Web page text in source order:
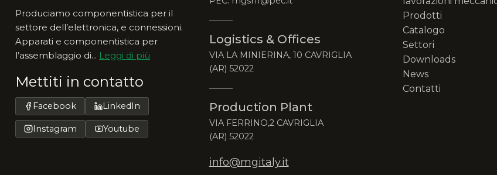
Produciamo componentistica per il
settore dell’elettronica, e connessioni.
Apparati e componentistica per
l’assemblaggio di... Leggi di più
Mettiti in contatto
Facebook LinkedIn
Instagram Youtube
Logistics & Offices
VIA LA MINIERINA, 10 CAVRIGLIA
(AR) 52022
Production Plant
VIA FERRINO,2 CAVRIGLIA
(AR) 52022
info@mgitaly.it
Prodotti
Catalogo
Settori
Downloads
News
Contatti